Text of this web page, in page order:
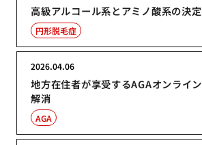
高級アルコール系とアミノ酸系の決
円形脱毛症
地方在住者が享受するAGAオンライ
解消
2026.04.06
AGA